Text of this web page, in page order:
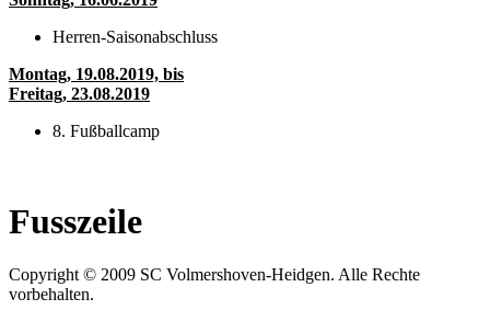
Herren-Saisonabschluss
Montag, 19.08.2019, bis
Freitag, 23.08.2019
8. Fußballcamp
Fusszeile
Copyright © 2009 SC Volmershoven-Heidgen. Alle Rechte
vorbehalten.